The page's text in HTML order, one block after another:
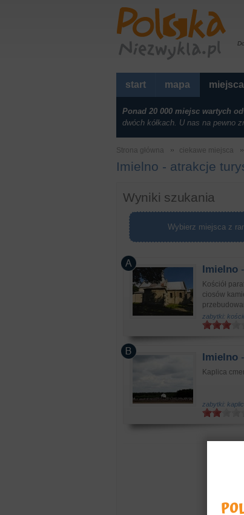
start mapa miejsca
Ponad 20 000 miejsc wartych
dwóch kółkach. U nas na pewno
Strona główna ciekawe miejsca
Imielno - atrakcje
Wyniki szukania
Wybierz miejsca z
Imielno
Kościół
ciosów
zabytki:
Imielno
Kaplica
zabytki: